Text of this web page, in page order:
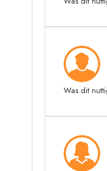
Was dit